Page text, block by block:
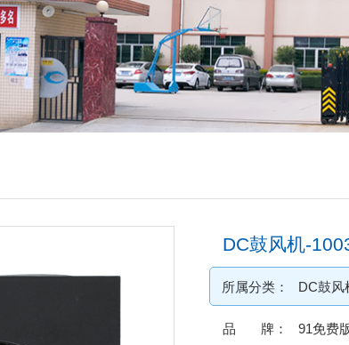
DC鼓风机-
所属分类： DC鼓风
品 牌：
91免费